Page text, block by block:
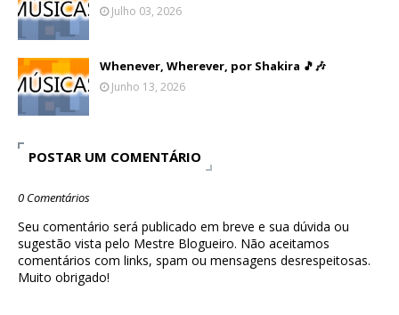
Julho 03, 2026
Whenever, Wherever, por Shakira 🎵🎶
Junho 13, 2026
POSTAR UM COMENTÁRIO
0 Comentários
Seu comentário será publicado em breve e sua dúvida ou
sugestão vista pelo Mestre Blogueiro. Não aceitamos
comentários com links, spam ou mensagens desrespeitosas.
Muito obrigado!